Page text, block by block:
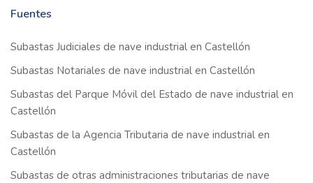
Fuentes
Subastas Judiciales de nave industrial en Castellón
Subastas Notariales de nave industrial en Castellón
Subastas del Parque Móvil del Estado de nave industrial en
Castellón
Subastas de la Agencia Tributaria de nave industrial en
Castellón
Subastas de otras administraciones tributarias de nave